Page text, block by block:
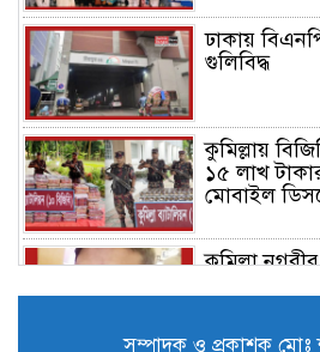
ঢাকায়
গুলিবিদ্ধ
কুমিল্লায়
১৫ লাখ
মোবাইল
কুমিল্লা
সম্পাদক ও প্রকাশক মোঃ